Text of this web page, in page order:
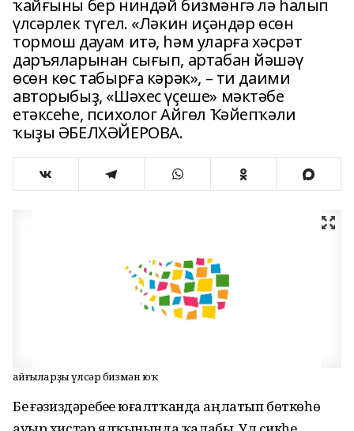
ҡайғыны бер ниндәй бизмәнгә лә һалып
үлсәрлек түгел. «Ләкин иҫәндәр өсөн
тормош дауам итә, һәм уларға хәсрәт
даръяларынан сығып, артабан йәшәү
өсөн көс табырға кәрәк», – ти даими
авторыбыҙ, «Шәхес үҫеше» мәктәбе
етәксеһе, психолог Айгөл Ҡәйепҡәли
ҡыҙы ӘБЕЛХӘЙЕРОВА.
Ҡайғыларҙы үлсәр бизмән юҡ
Беҙ ғәзиздәребеҙҙе юғалтҡанда аңлатып бөткөһөҙ